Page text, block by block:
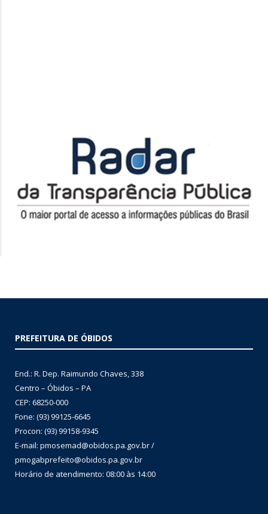
PREFEITURA DE ÓBIDOS
End.: R. Dep. Raimundo Chaves, 338
Centro – Óbidos – PA
CEP: 68250-000
Fone: (93) 99125-6645
Procon: (93) 99158-9345
E-mail: pmosemad@obidos.pa.gov.br /
pmogabprefeito@obidos.pa.gov.br
Horário de atendimento: 08:00 às 14:00